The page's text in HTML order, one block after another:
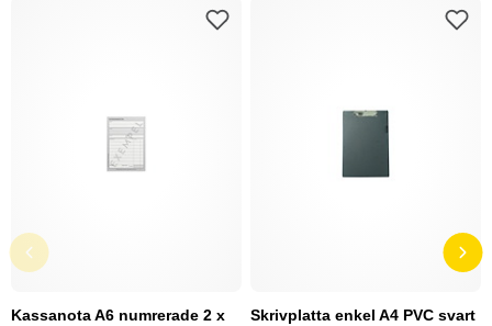
Kassanota A6 numrerade 2 x
Skrivplatta enkel A4 PVC svart